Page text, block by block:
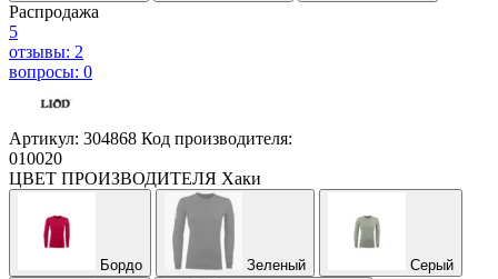
Распродажа
5
отзывы: 2
вопросы: 0
Артикул: 304868 Код производителя:
010020
ЦВЕТ ПРОИЗВОДИТЕЛЯ Хаки
Бордо Зеленый Серый